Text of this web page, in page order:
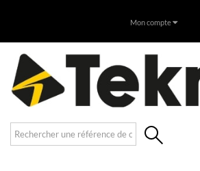
Mon compte